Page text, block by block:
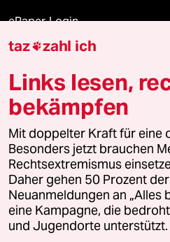
ePaper Login
Downloads für Abonnierende
© 2026 taz Verlags und
Alle Rechte vorbehalten. Bei
wenden Sie sich bitte an
Feedback Redaktionsstatut
Leitlinie Informant
taz zahl ich
Links lesen,
bekämpfen
Mit doppelter Kraft für eine
Besonders jetzt brauchen
Rechtsextremismus
Daher gehen 50 Prozent
Neuanmeldungen an „Alles
eine Kampagne, die
und Jugendorte